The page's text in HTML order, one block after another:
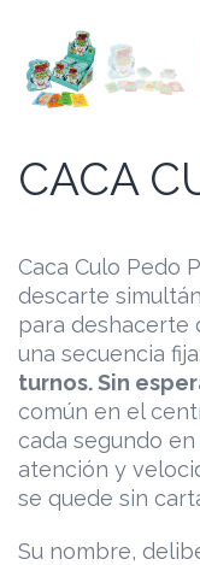
CACA
Caca Culo Pedo
descarte
para deshacerte
una secuencia
turnos. Sin
común en el
cada segundo
atención y
se quede sin
Su nombre,